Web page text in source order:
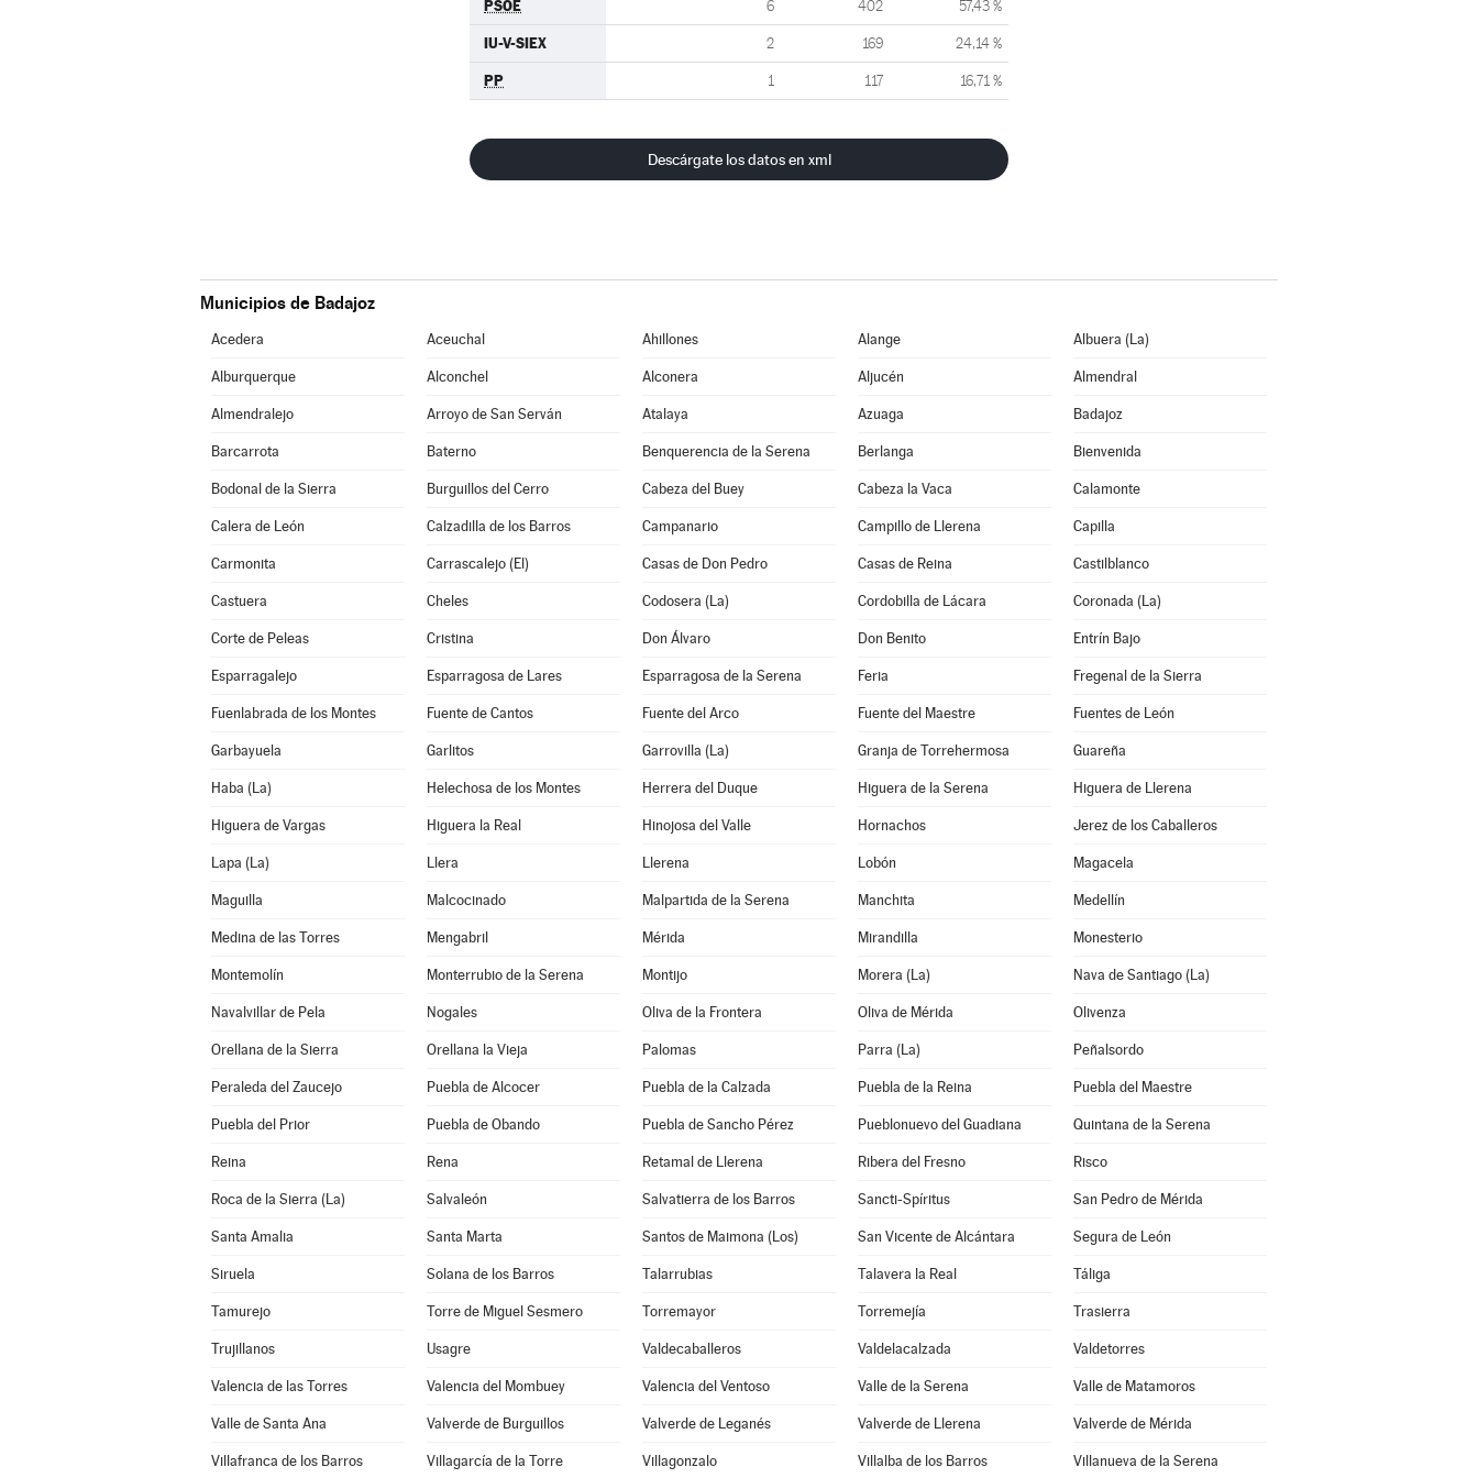
PSOE 6 402 57,43 %
IU-V-SIEX 2 169 24,14 %
PP 1 117 16,71 %
Descárgate los datos en xml
Municipios de Badajoz
Acedera Aceuchal Ahillones Alange Albuera (La)
Alburquerque Alconchel Alconera Aljucén Almendral
Almendralejo Arroyo de San Serván Atalaya Azuaga Badajoz
Barcarrota Baterno Benquerencia de la Serena Berlanga Bienvenida
Bodonal de la Sierra Burguillos del Cerro Cabeza del Buey Cabeza la Vaca Calamonte
Calera de León Calzadilla de los Barros Campanario Campillo de Llerena Capilla
Carmonita Carrascalejo (El) Casas de Don Pedro Casas de Reina Castilblanco
Castuera Cheles Codosera (La) Cordobilla de Lácara Coronada (La)
Corte de Peleas Cristina Don Álvaro Don Benito Entrín Bajo
Esparragalejo Esparragosa de Lares Esparragosa de la Serena Feria Fregenal de la Sierra
Fuenlabrada de los Montes Fuente de Cantos Fuente del Arco Fuente del Maestre Fuentes de León
Garbayuela Garlitos Garrovilla (La) Granja de Torrehermosa Guareña
Haba (La) Helechosa de los Montes Herrera del Duque Higuera de la Serena Higuera de Llerena
Higuera de Vargas Higuera la Real Hinojosa del Valle Hornachos Jerez de los Caballeros
Lapa (La) Llera Llerena Lobón Magacela
Maguilla Malcocinado Malpartida de la Serena Manchita Medellín
Medina de las Torres Mengabril Mérida Mirandilla Monesterio
Montemolín Monterrubio de la Serena Montijo Morera (La) Nava de Santiago (La)
Navalvillar de Pela Nogales Oliva de la Frontera Oliva de Mérida Olivenza
Orellana de la Sierra Orellana la Vieja Palomas Parra (La) Peñalsordo
Peraleda del Zaucejo Puebla de Alcocer Puebla de la Calzada Puebla de la Reina Puebla del Maestre
Puebla del Prior Puebla de Obando Puebla de Sancho Pérez Pueblonuevo del Guadiana Quintana de la Serena
Reina Rena Retamal de Llerena Ribera del Fresno Risco
Roca de la Sierra (La) Salvaleón Salvatierra de los Barros Sancti-Spíritus San Pedro de Mérida
Santa Amalia Santa Marta Santos de Maimona (Los) San Vicente de Alcántara Segura de León
Siruela Solana de los Barros Talarrubias Talavera la Real Táliga
Tamurejo Torre de Miguel Sesmero Torremayor Torremejía Trasierra
Trujillanos Usagre Valdecaballeros Valdelacalzada Valdetorres
Valencia de las Torres Valencia del Mombuey Valencia del Ventoso Valle de la Serena Valle de Matamoros
Valle de Santa Ana Valverde de Burguillos Valverde de Leganés Valverde de Llerena Valverde de Mérida
Villafranca de los Barros Villagarcía de la Torre Villagonzalo Villalba de los Barros Villanueva de la Serena